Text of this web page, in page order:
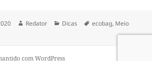
Autor
Redator Categorias
Dicas Tags
ecobag, Meio
com WordPress